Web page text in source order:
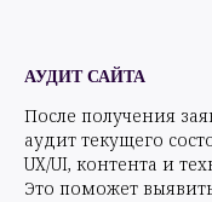
АУДИТ САЙТА
После получения
аудит текущего
UX/UI, контента и
Это поможет